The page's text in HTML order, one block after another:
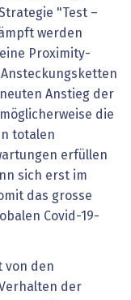
"Test –
werden
Proximity-
Anstieg der
die
totalen
erfüllen
sich erst im
das grosse
Covid-19-
von den
der